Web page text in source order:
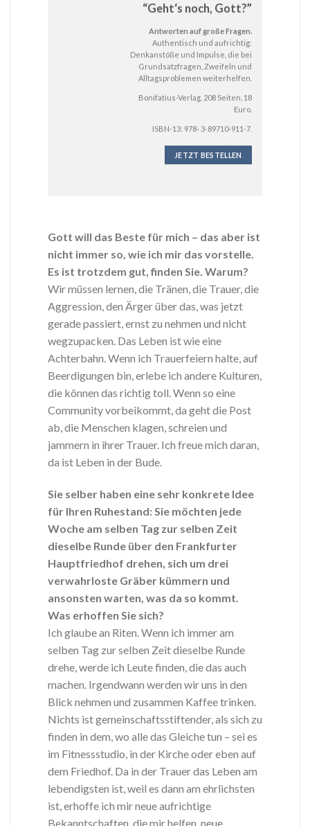
“Geht‘s noch, Gott?”
Antworten auf große Fragen.
Authentisch und aufrichtig:
Denkanstöße und Impulse, die bei
Grundsatzfragen, Zweifeln und
Alltagsproblemen weiterhelfen.
Bonifatius-Verlag. 208 Seiten, 18
Euro.
ISBN-13: 978- 3-89710-911-7.
JETZT BESTELLEN
Gott will das Beste für mich – das aber ist
nicht immer so, wie ich mir das vorstelle.
Es ist trotzdem gut, finden Sie. Warum?
Wir müssen lernen, die Tränen, die Trauer, die
Aggression, den Ärger über das, was jetzt
gerade passiert, ernst zu nehmen und nicht
wegzupacken. Das Leben ist wie eine
Achterbahn. Wenn ich Trauerfeiern halte, auf
Beerdigungen bin, erlebe ich andere Kulturen,
die können das richtig toll. Wenn so eine
Community vorbeikommt, da geht die Post
ab, die Menschen klagen, schreien und
jammern in ihrer Trauer. Ich freue mich daran,
da ist Leben in der Bude.
Sie selber haben eine sehr konkrete Idee
für Ihren Ruhestand: Sie möchten jede
Woche am selben Tag zur selben Zeit
dieselbe Runde über den Frankfurter
Hauptfriedhof drehen, sich um drei
verwahrloste Gräber kümmern und
ansonsten warten, was da so kommt.
Was erhoffen Sie sich?
Ich glaube an Riten. Wenn ich immer am
selben Tag zur selben Zeit dieselbe Runde
drehe, werde ich Leute finden, die das auch
machen. Irgendwann werden wir uns in den
Blick nehmen und zusammen Kaffee trinken.
Nichts ist gemeinschaftsstiftender, als sich zu
finden in dem, wo alle das Gleiche tun – sei es
im Fitnessstudio, in der Kirche oder eben auf
dem Friedhof. Da in der Trauer das Leben am
lebendigsten ist, weil es dann am ehrlichsten
ist, erhoffe ich mir neue aufrichtige
Bekanntschaften, die mir helfen, neue